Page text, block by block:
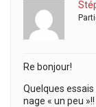
Re bonjour!
Quelques
nage « un peu »!!